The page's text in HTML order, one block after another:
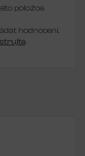
položce.
hodnocení.
.